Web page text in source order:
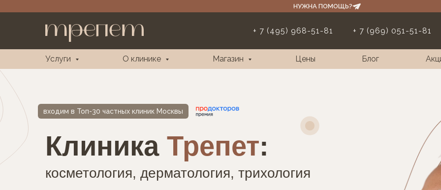
НУЖНА ПОМОЩЬ?
+ 7 (969) 051-51-81
+ 7 (495) 968-51-81
Услуги О клинике Магазин Цены Блог
Клиника Трепет:
косметология, дерматология, трихология
входим в Топ-30 частных клиник Москвы